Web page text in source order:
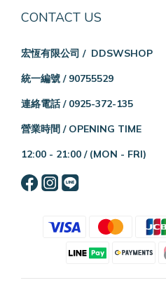
CONTACT US
宏恆有限公司 / DDSWSHOP
統一編號 / 90755529
連絡電話 / 0925-372-135
營業時間 / OPENING TIME
12:00 - 21:00 / (MON - FRI)